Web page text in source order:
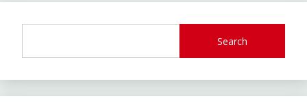
Search